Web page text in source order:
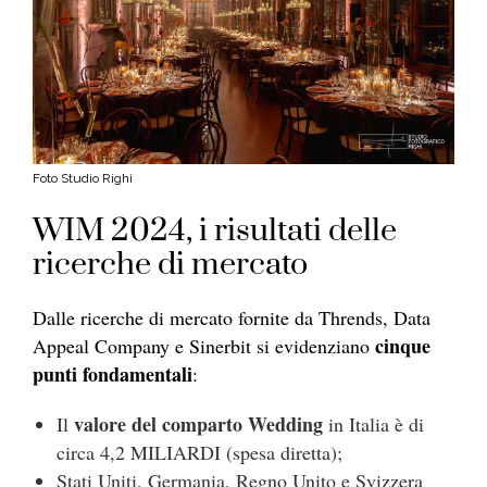
Foto Studio Righi
WIM 2024, i risultati delle
ricerche di mercato
Dalle ricerche di mercato fornite da Thrends, Data
Appeal Company e Sinerbit si evidenziano cinque
punti fondamentali:
Il valore del comparto Weddingin Italia è di
circa 4,2 MILIARDI (spesa diretta);
Stati Uniti, Germania, Regno Unito e Svizzera